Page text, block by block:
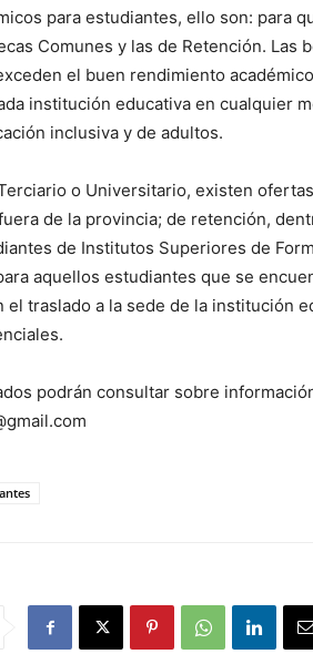
para estudiantes, ello son: para
Comunes y las de Retención. Las
el buen rendimiento
institución educativa en cualquier
inclusiva y de adultos.
o Universitario, existen
de la provincia; de retención,
de Institutos Superiores de
aquellos estudiantes que se
traslado a la sede de la institución
podrán consultar sobre